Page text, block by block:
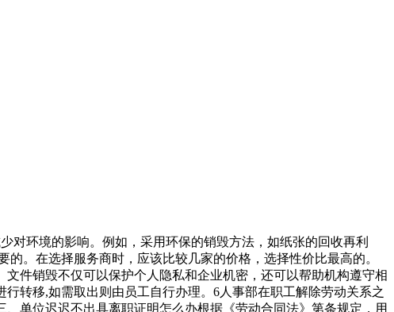
对环境的影响。例如，采用环保的销毁方法，如纸张的回收再利
。在选择服务商时，应该比较几家的价格，选择性价比最高的。
件销毁不仅可以保护个人隐私和企业机密，还可以帮助机构遵守相
转移,如需取出则由员工自行办理。6人事部在职工解除劳动关系之
单位迟迟不出具离职证明怎么办根据《劳动合同法》第条规定，用